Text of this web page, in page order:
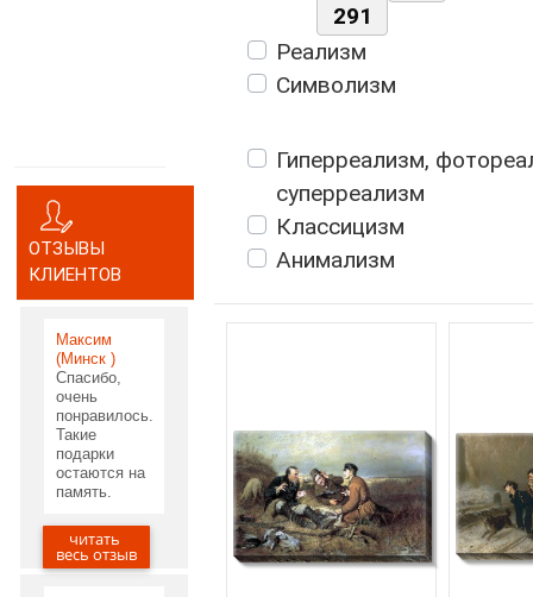
ОТЗЫВЫ
КЛИЕНТОВ
Максим
(Минск )
Спасибо,
очень
понравилось.
Такие
подарки
остаются на
память.
05.06.2020
читать
весь отзыв
291
Реализм
Символизм
Гиперреализм,
суперреализм
Классицизм
Анимализм